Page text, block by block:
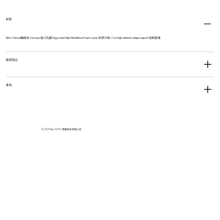
材質
Micro Tencel纖維布, Novaya 進口乳膠, Egg crate High-Resilience Foam Layer 高彈力棉, 7 cm high-density edge support 泡棉護邊
購買商品
產地
© 2025 by CLFC 僑聯家具有限公司